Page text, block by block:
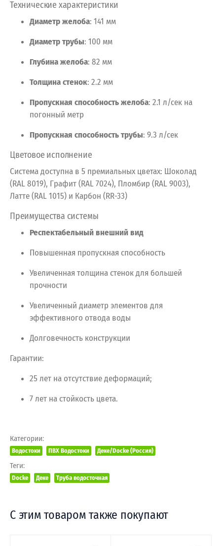
Технические характеристики
Диаметржелоба: 141 мм
Диаметртрубы: 100 мм
Глубинажелоба: 82 мм
Толщинастенок: 2.2 мм
Пропускная способностьжелоба: 2.1 л/сек на
погонный метр
Пропускная способностьтрубы: 9.3 л/сек
Цветовое исполнение
Системадоступна в 5 премиальных цветах: Шоколад
(RAL 8019), Графит (RAL 7024), Пломбир (RAL 9003),
Латте (RAL 1015) и Карбон (RR-33)
Преимущества системы
Респектабельный внешний вид
Повышенная пропускная способность
Увеличенная толщина стенокдля большей
прочности
Увеличенный диаметр элементов для
эффективного отвода воды
Долговечность конструкции
Гарантии:
25 лет на отсутствиедеформаций;
7лет на стойкость цвета.
Категории:
Водостоки ПВХ Водостоки Деке/Docke (Россия)
Теги:
Docke Деке Труба водосточная
С этим товаром также покупают